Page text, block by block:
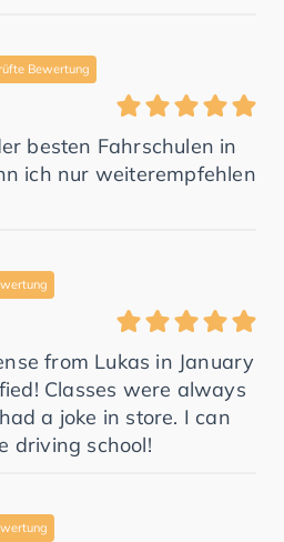
Bewertung
besten Fahrschulen in
ich nur weiterempfehlen
from Lukas in January
Classes were always
a joke in store. I can
driving school!